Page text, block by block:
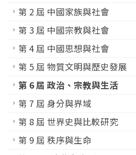
第 2 屆 中國家族與社會
第 3 屆 中國宗教與社會
第 4 屆 中國思想與社會
第 5 屆 物質文明與歷史發展
第 6 屆 政治、宗教與生活
第 7 屆 身分與界域
第 8 屆 世界史與比較研究
第 9 屆 秩序與生命